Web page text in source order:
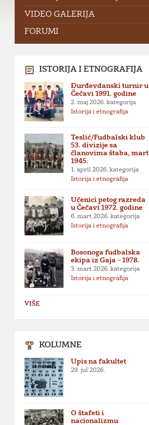
VIDEO GALERIJA
FORUMI
ISTORIJA I ETNOGRAFIJA
Đurđevdanski turnir u
Čečavi 1991. godine
2. maj 2026. kategorija
Istorija i etnografija
Teslić/Fudbalski klub
53. divizije sa
članovima štaba, mart
1945.
1. april 2026. kategorija
Istorija i etnografija
Učenici petog razreda
u Čečavi 1972. godine
6. mart 2026. kategorija
Istorija i etnografija
Bosonoga fudbalska
ekipa iz Gaja – 1978.
3. mart 2026. kategorija
Istorija i etnografija
VIŠE
KOLUMNE
Upis na fakultet
29. jul 2026.
O štafeti i
nacionalizmu